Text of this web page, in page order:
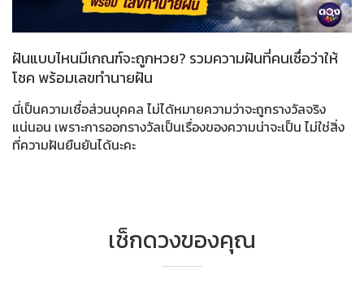
ฝันแบบไหนมีเกณฑ์จะถูกหวย? รวมความฝันที่คนเชื่อว่าให้
โชค พร้อมเลขทำนายฝัน
นี่เป็นความเชื่อส่วนบุคคล ไม่ได้หมายความว่าจะถูกรางวัลจริง
แน่นอน เพราะการออกรางวัลเป็นเรื่องของความน่าจะเป็น ไม่ใช่สิ่ง
ที่ความฝันยืนยันได้นะคะ
เช็กดวงของคุณ